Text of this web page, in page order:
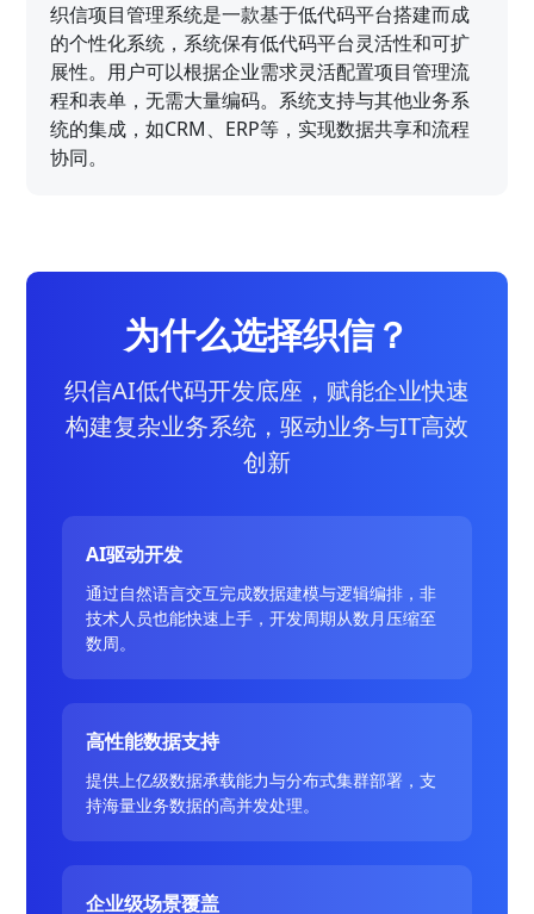
织信项目管理系统是一款基于低代码平台搭建而成
的个性化系统，系统保有低代码平台灵活性和可扩
展性。用户可以根据企业需求灵活配置项目管理流
程和表单，无需大量编码。系统支持与其他业务系
统的集成，如CRM、ERP等，实现数据共享和流程
协同。
为什么选择织信？
织信AI低代码开发底座，赋能企业快速
构建复杂业务系统，驱动业务与IT高效
创新
AI驱动开发
通过自然语言交互完成数据建模与逻辑编排，非
技术人员也能快速上手，开发周期从数月压缩至
数周。
高性能数据支持
提供上亿级数据承载能力与分布式集群部署，支
持海量业务数据的高并发处理。
企业级场景覆盖